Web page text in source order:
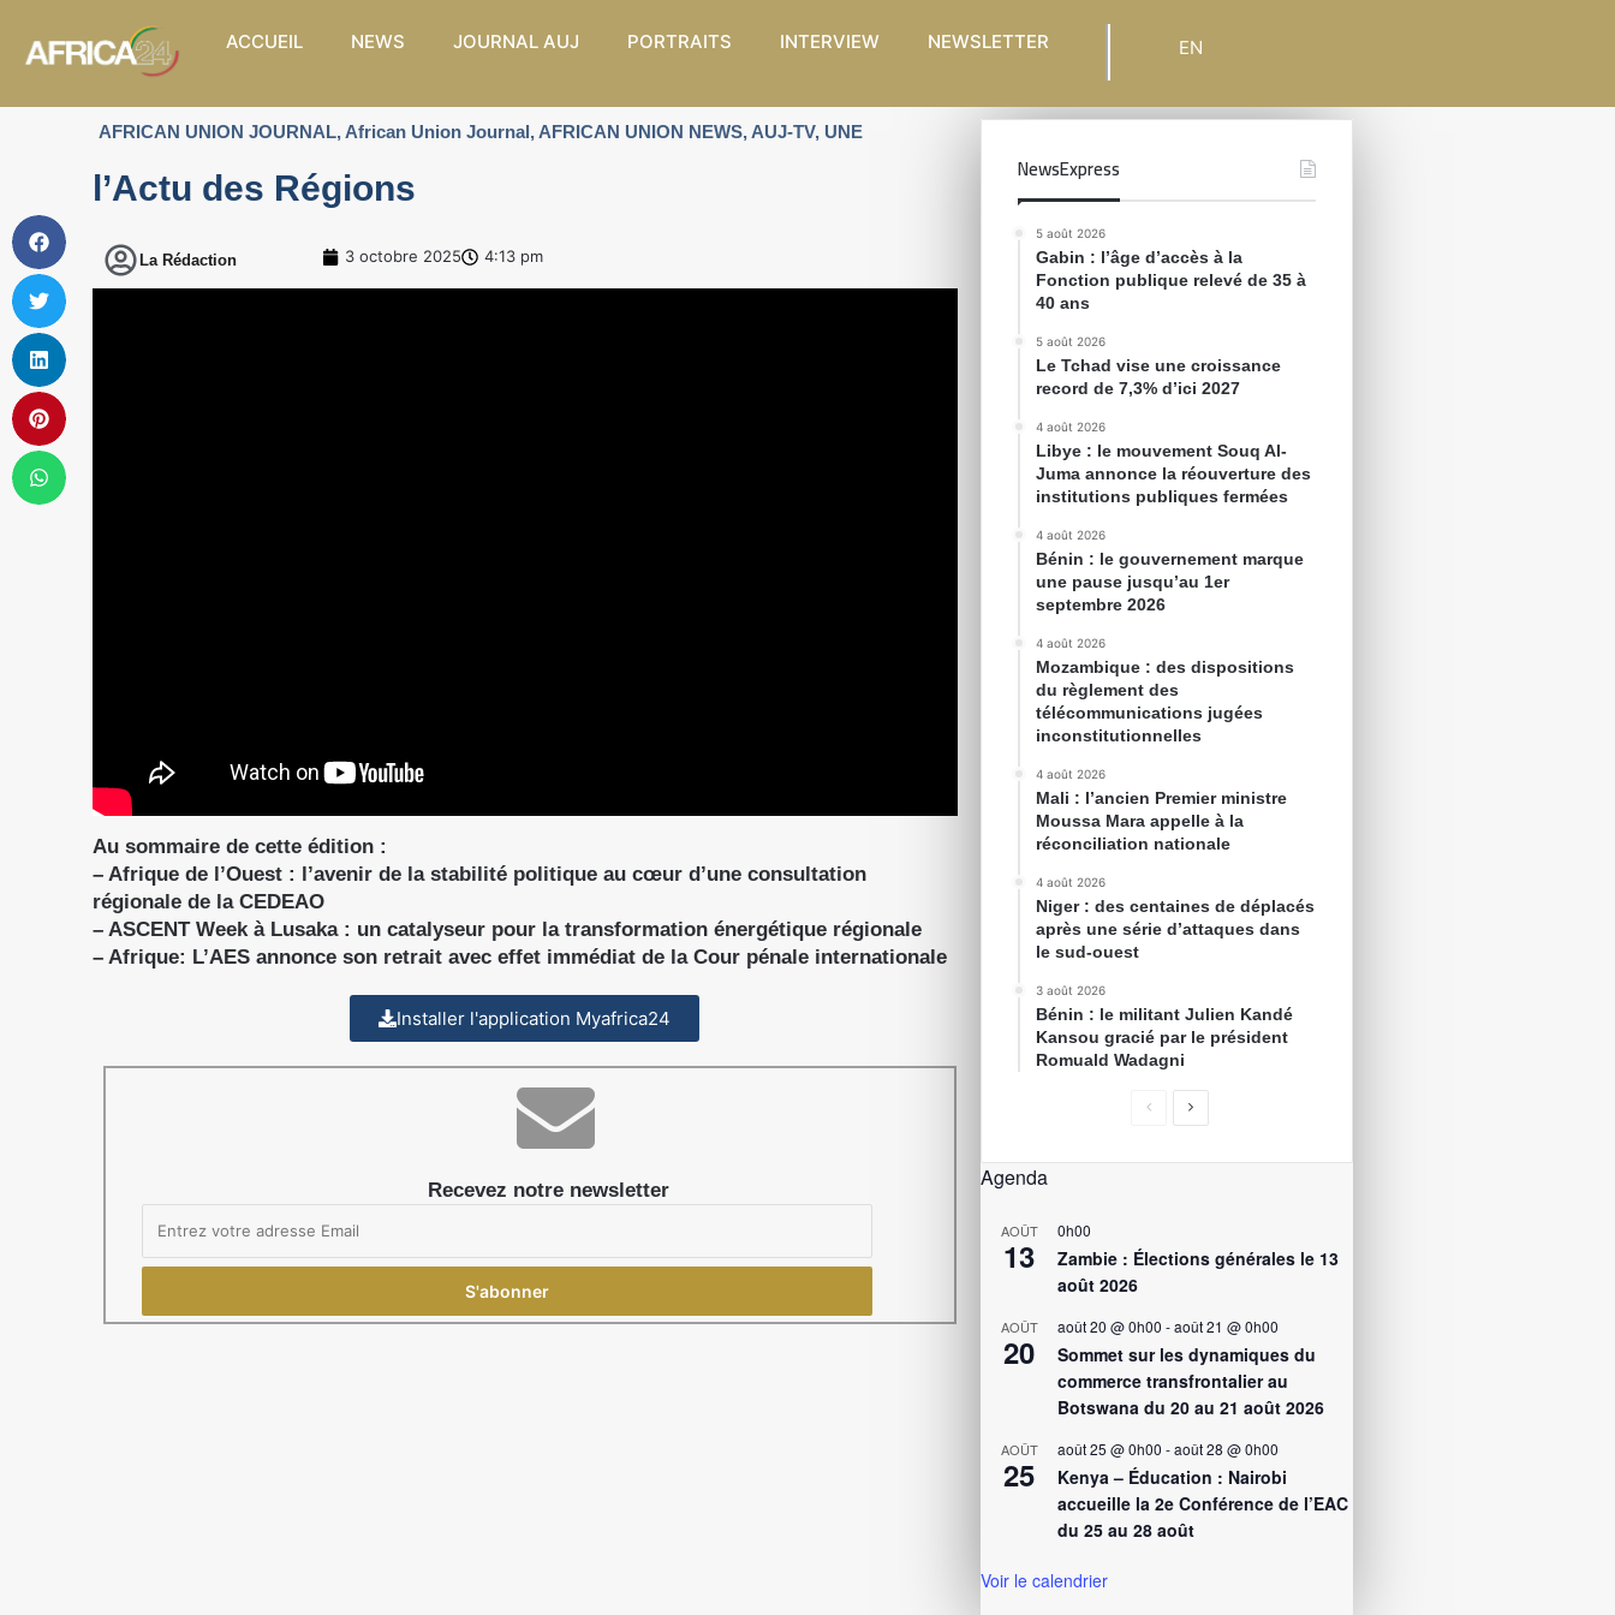
ACCUEIL NEWS JOURNAL AUJ PORTRAITS INTERVIEW NEWSLETTER EN
AFRICAN UNION JOURNAL,African Union Journal,AFRICAN UNION NEWS,AUJ-TV, UNE
l’Actu des Régions
La Rédaction 3 octobre 2025 4:13 pm
Au sommaire de cette édition :
– Afrique de l’Ouest : l’avenir de la stabilité politique au cœur d’une consultation
régionale de la CEDEAO
– ASCENT Week à Lusaka : un catalyseur pour la transformation énergétique régionale
– Afrique: L’AES annonce son retrait avec effet immédiat de la Cour pénale internationale
Installer l'application Myafrica24
Recevez notre newsletter
NewsExpress
5 août 2026
Gabin : l’âge d’accès à la
Fonction publique relevé de 35 à
40 ans
5 août 2026
Le Tchad vise une croissance
record de 7,3% d’ici 2027
4 août 2026
Libye : le mouvement Souq Al-
Juma annonce la réouverture des
institutions publiques fermées
4 août 2026
Bénin : le gouvernement marque
une pause jusqu’au 1er
septembre 2026
4 août 2026
Mozambique : des dispositions
du règlement des
télécommunications jugées
inconstitutionnelles
4 août 2026
Mali : l’ancien Premier ministre
Moussa Mara appelle à la
réconciliation nationale
4 août 2026
Niger : des centaines de déplacés
après une série d’attaques dans
le sud-ouest
3 août 2026
Bénin : le militant Julien Kandé
Kansou gracié par le président
Romuald Wadagni
Agenda
AOÛT
13
0h00
Zambie : Élections générales le 13
août 2026
AOÛT
20
août 20 @ 0h00 -août 21 @ 0h00
Sommet sur les dynamiques du
commerce transfrontalier au
Botswana du 20 au 21 août 2026
AOÛT
25
août 25 @ 0h00 -août 28 @ 0h00
Kenya – Éducation : Nairobi
accueille la 2e Conférence de l’EAC
du 25 au 28 août
Voir le calendrier